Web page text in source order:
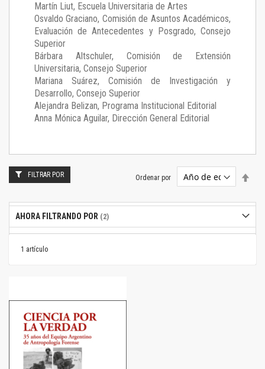
Martín Liut, Escuela Universitaria de Artes
Osvaldo Graciano, Comisión de Asuntos Académicos,
Evaluación de Antecedentes y Posgrado, Consejo
Superior
Bárbara Altschuler, Comisión de Extensión
Universitaria, Consejo Superior
Mariana Suárez, Comisión de Investigación y
Desarrollo, Consejo Superior
Alejandra Belizan, Programa Institucional Editorial
Anna Mónica Aguilar, Dirección General Editorial
1 artículo
Ordenar por
FILTRAR POR
AHORA FILTRANDO POR